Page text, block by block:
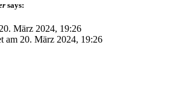
says:
20. März 2024, 19:26
am 20. März 2024, 19:26